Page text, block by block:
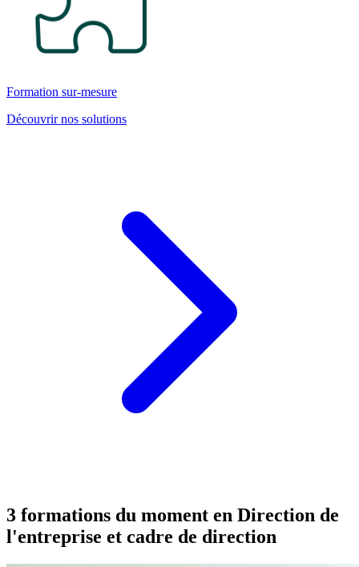
Formation sur-mesure
Découvrir nos solutions
3 formations du moment en Direction de
l'entreprise et cadre de direction